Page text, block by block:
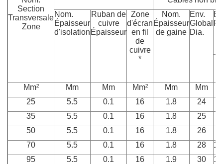
Section
Transversale
Zone
Nom.
Épaisseur
d'isolation
Ruban de
cuivre
Épaisseur
Zone
d'écran
en fil
de
cuivre
*
Nom.
Épaisseur
de gaine
Env.
Global
Dia.
Mm² Mm Mm Mm² Mm Mm
25
5.5 0.1 16 1.8 24
35
5.5 0.1 16 1.8 25
50
5.5 0.1 16 1.8 26
70
5.5 0.1 16 1.8 28
95
5.5 0.1 16 1.9 30